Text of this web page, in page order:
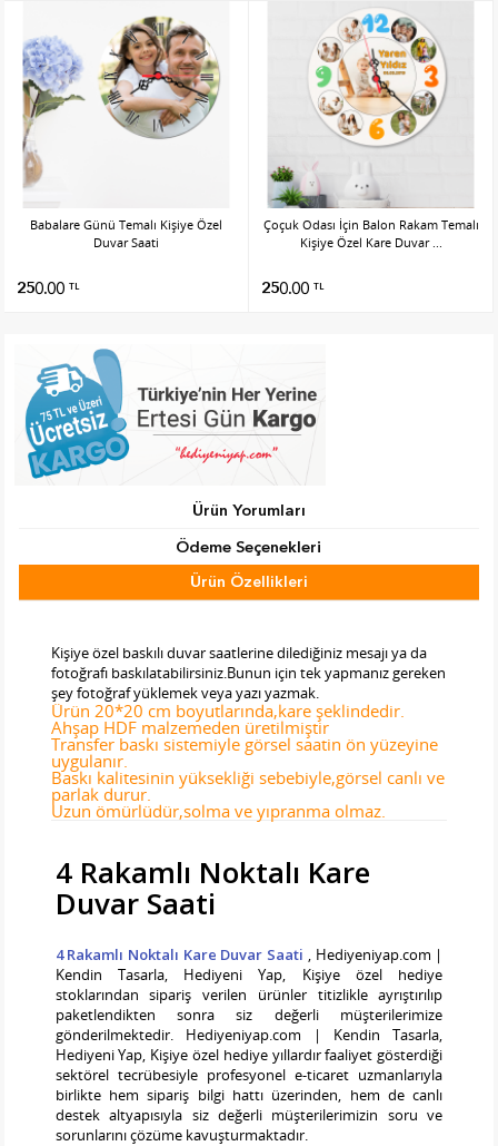
Babalare Günü Temalı Kişiye Özel
Duvar Saati
250.00 TL
Çoçuk Odası İçin Balon Rakam Temalı
Kişiye Özel Kare Duvar ...
250.00 TL
Ürün Özellikleri
Ürün Yorumları
Ödeme Seçenekleri
Tab Başlık 2
Kişiye özel baskılı duvar saatlerine dilediğiniz mesajı ya da
fotoğrafı baskılatabilirsiniz.Bunun için tek yapmanız gereken
şey fotoğraf yüklemek veya yazı yazmak.
Ürün 20*20 cm boyutlarında,kare şeklindedir.
Ahşap HDF malzemeden üretilmiştir
Transfer baskı sistemiyle görsel saatin ön yüzeyine
uygulanır.
Baskı kalitesinin yüksekliği sebebiyle,görsel canlı ve
parlak durur.
Uzun ömürlüdür,solma ve yıpranma olmaz.
4 Rakamlı Noktalı Kare
Duvar Saati
4 Rakamlı Noktalı Kare Duvar Saati , Hediyeniyap.com |
Kendin Tasarla, Hediyeni Yap, Kişiye özel hediye
stoklarından sipariş verilen ürünler titizlikle ayrıştırılıp
paketlendikten sonra siz değerli müşterilerimize
gönderilmektedir. Hediyeniyap.com | Kendin Tasarla,
Hediyeni Yap, Kişiye özel hediye yıllardır faaliyet gösterdiği
sektörel tecrübesiyle profesyonel e-ticaret uzmanlarıyla
birlikte hem sipariş bilgi hattı üzerinden, hem de canlı
destek altyapısıyla siz değerli müşterilerimizin soru ve
sorunlarını çözüme kavuşturmaktadır.